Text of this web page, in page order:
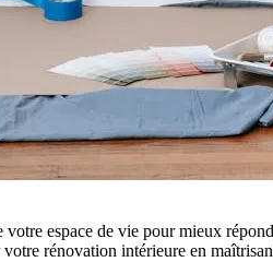
espace de vie pour mieux
rénovation intérieure en